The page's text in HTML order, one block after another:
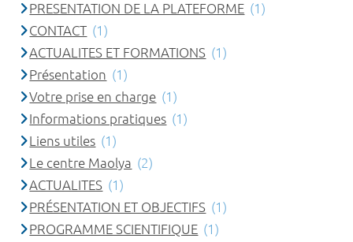
PRESENTATION DE LA PLATEFORME (1)
CONTACT (1)
ACTUALITES ET FORMATIONS (1)
Présentation (1)
Votre prise en charge (1)
Informations pratiques (1)
Liens utiles (1)
Le centre Maolya (2)
ACTUALITES (1)
PRÉSENTATION ET OBJECTIFS (1)
PROGRAMME SCIENTIFIQUE (1)